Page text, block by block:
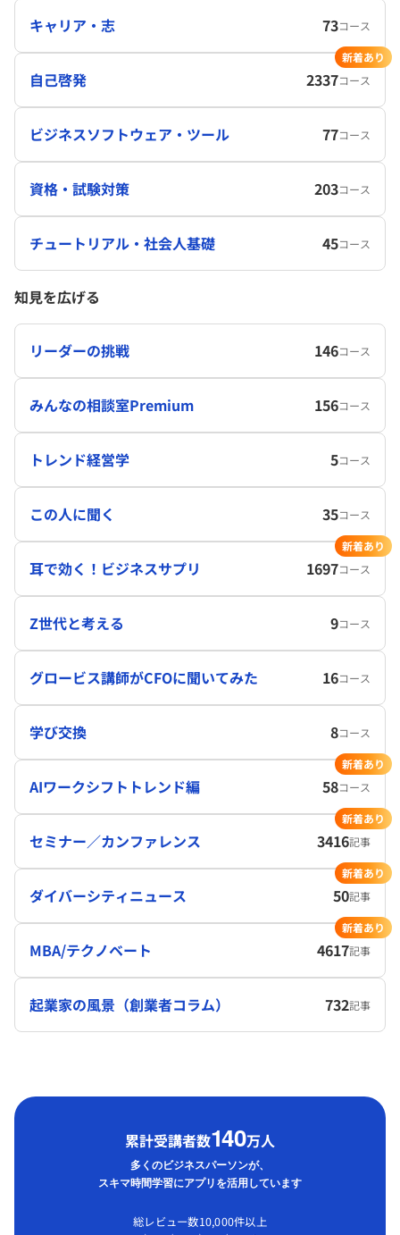
キャリア・志 73コース
自己啓発 2337コース
新着あり
ビジネスソフトウェア・ツール 77コース
資格・試験対策 203コース
チュートリアル・社会人基礎 45コース
知見を広げる
リーダーの挑戦 146コース
みんなの相談室Premium 156コース
トレンド経営学 5コース
この人に聞く 35コース
耳で効く！ビジネスサプリ 1697コース
新着あり
Z世代と考える 9コース
グロービス講師がCFOに聞いてみた 16コース
学び交換 8コース
AIワークシフトトレンド編 58コース
新着あり
セミナー／カンファレンス 3416記事
新着あり
ダイバーシティニュース 50記事
新着あり
MBA/テクノベート 4617記事
新着あり
起業家の風景（創業者コラム） 732記事
累計受講者数140万人
多くのビジネスパーソンが、
スキマ時間学習にアプリを活用しています
総レビュー数10,000件以上